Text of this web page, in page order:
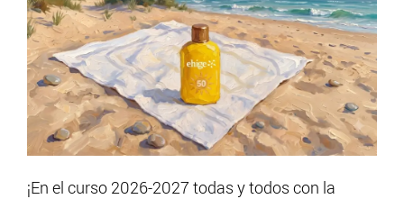
¡En el curso 2026-2027 todas y todos con la